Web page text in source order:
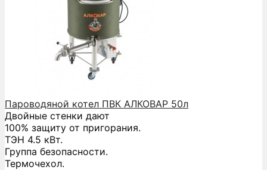
Пароводяной котел ПВК АЛКОВАР 50л
Двойные стенки дают
100% защиту от пригорания.
ТЭН 4.5 кВт.
Группа безопасности.
Термочехол.